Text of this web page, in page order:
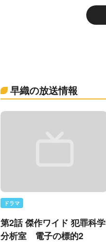
早織の放送情報
ドラマ
第2話 傑作ワイド 犯罪科学
分析室 電子の標的2